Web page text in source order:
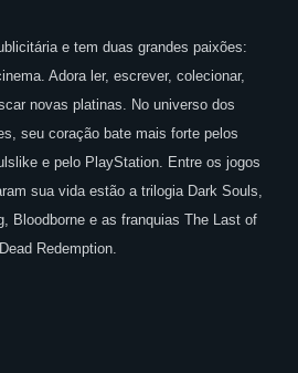
e tem duas grandes paixões:
Adora ler, escrever, colecionar,
novas platinas. No universo dos
seu coração bate mais forte pelos
e pelo PlayStation. Entre os jogos
sua vida estão a trilogia Dark Souls,
Bloodborne e as franquias The Last of
Redemption.